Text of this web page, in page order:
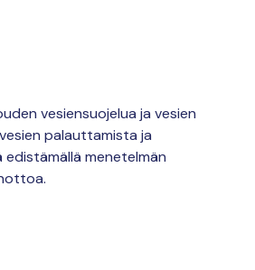
vesiensuojelua ja vesien
palauttamista ja
menetelmän